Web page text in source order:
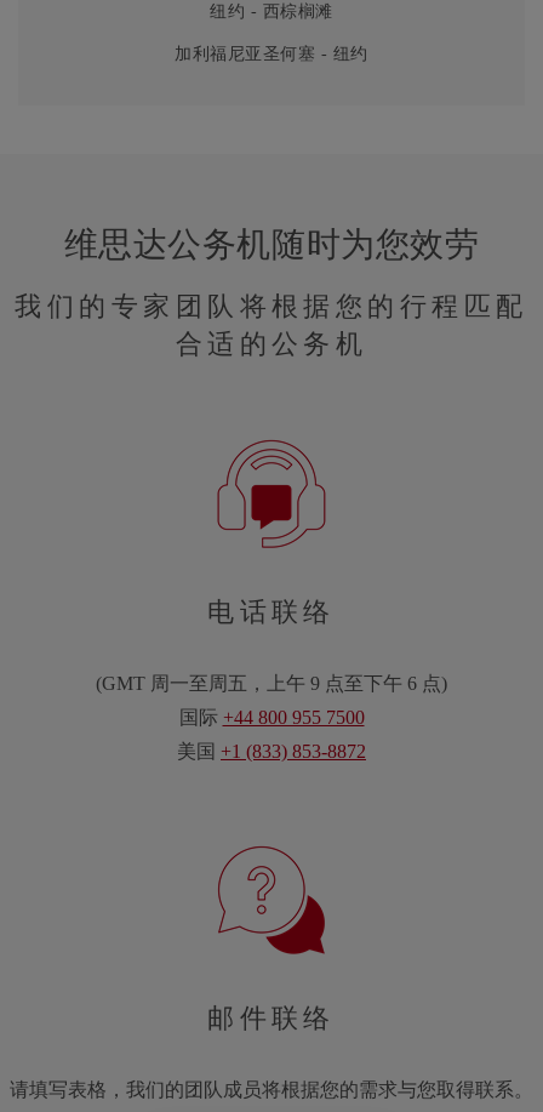
纽约 - 西棕榈滩
加利福尼亚圣何塞 - 纽约
维思达公务机随时为您效劳
我们的专家团队将根据您的行程匹配
合适的公务机
电话联络
(GMT 周一至周五，上午 9 点至下午 6 点)
国际 +44 800 955 7500
美国 +1 (833) 853-8872
邮件联络
请填写表格，我们的团队成员将根据您的需求与您取得联系。